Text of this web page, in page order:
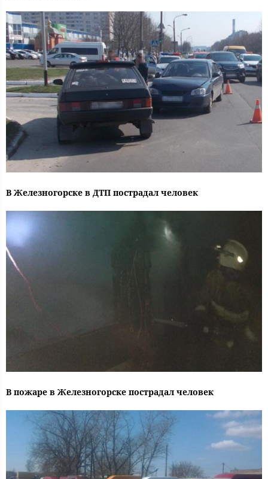
В Железногорске в ДТП пострадал человек
В пожаре в Железногорске пострадал человек